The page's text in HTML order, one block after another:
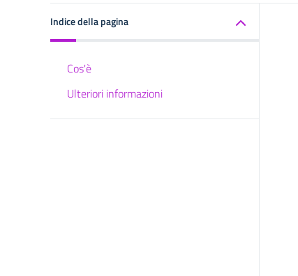
Indice della pagina
Cos'è
Ulteriori informazioni